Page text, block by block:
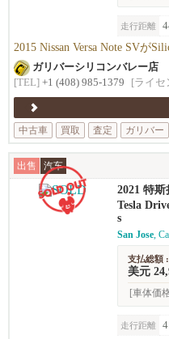
走行距離
2015 Nissan Versa Note SVが
ガリバーシリコンバレー店
[TEL] +1 (408) 985-1379 [ライセ
中古車
買取 査定 ガリバー
出售 汽车
2021 特
s
Tesla
s
San Jose,
支払総額 :
美元
[車体価
走行距離